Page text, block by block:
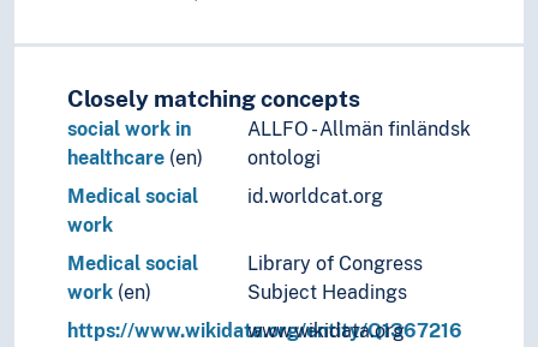
Closely matching concepts
social work in
healthcare (en)
ALLFO - Allmän finländsk
ontologi
Medical social
work
id.worldcat.org
Medical social
work (en)
Library of Congress
Subject Headings
https://www.wikidata.org/entity/Q1367216
www.wikidata.org